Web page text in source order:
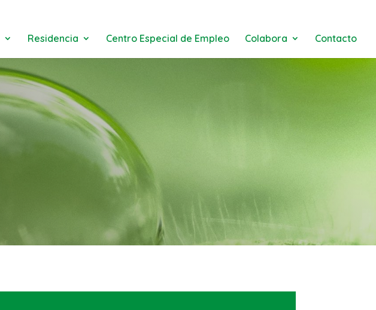
Residencia Centro Especial de Empleo Colabora Contacto